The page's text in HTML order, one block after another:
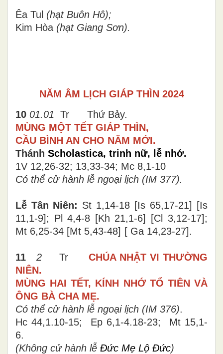
Êa Tul (hạt Buôn Hô);
Kim Hòa (hạt Giang Sơn).
NĂM ÂM LỊCH GIÁP THÌN 2024
10 01.01 Tr Thứ Bảy.
MÙNG MỘT TẾT GIÁP THÌN,
CẦU BÌNH AN CHO NĂM MỚI.
Thánh Scholastica, trinh nữ, lễ nhớ.
1V 12,26-32; 13,33-34; Mc 8,1-10
Có thể cử hành lễ ngoại lịch (IM 377).
Lễ Tân Niên: St 1,14-18 [Is 65,17-21] [Is
11,1-9]; Pl 4,4-8 [Kh 21,1-6] [Cl 3,12-17];
Mt 6,25-34 [Mt 5,43-48] [Ga 14,23-27].
11 2TrCHÚA NHẬT VI THƯỜNG
NIÊN.
MÙNG HAI TẾT, KÍNH NHỚ TỔ TIÊN VÀ
ÔNG BÀ CHA MẸ.
Có thể cử hành lễ ngoại lịch (IM 376).
Hc 44,1.10-15; Ep 6,1-4.18-23; Mt 15,1-
6.
(Không cử hành lễ Đức Mẹ Lộ Đức)